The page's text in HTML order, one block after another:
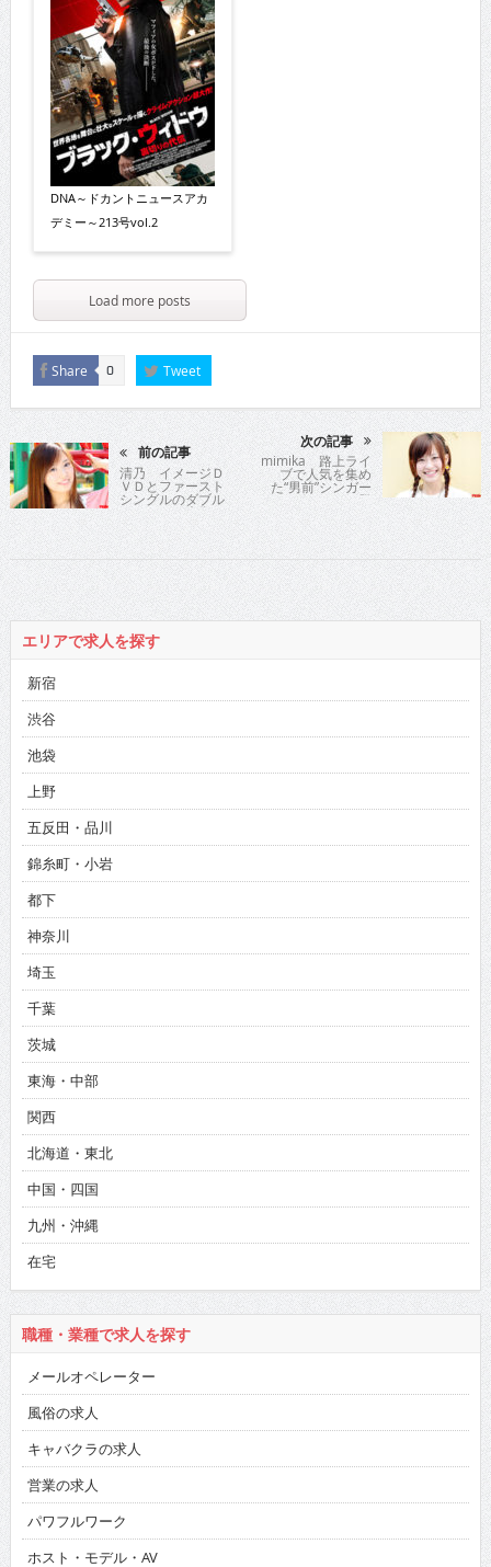
DNA～ドカントニュースアカ
デミー～213号vol.2
Load more posts
Share 0 Tweet
前の記事
清乃 イメージＤ
ＶＤとファースト
シングルのダブル
リリースで大復
活！
次の記事
mimika 路上ライ
ブで人気を集め
た“男前”シンガー
ソングライター登
エリアで求人を探す
新宿
渋谷
池袋
上野
五反田・品川
錦糸町・小岩
都下
神奈川
埼玉
千葉
茨城
東海・中部
関西
北海道・東北
中国・四国
九州・沖縄
在宅
職種・業種で求人を探す
メールオペレーター
風俗の求人
キャバクラの求人
営業の求人
パワフルワーク
ホスト・モデル・AV